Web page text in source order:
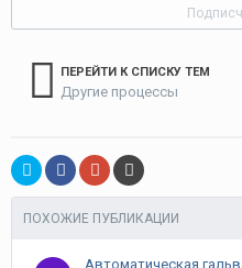
ПЕРЕЙТИ К СПИСКУ ТЕМ
Другие процессы
ПОХОЖИЕ ПУБЛИКАЦИИ